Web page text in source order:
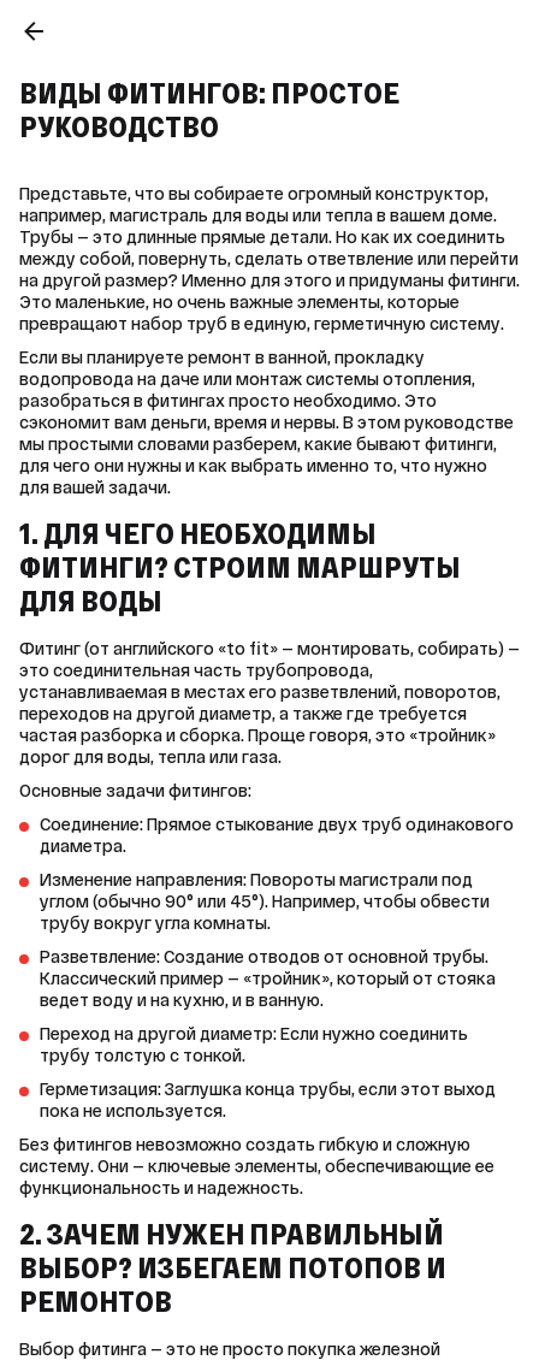
ВИДЫ ФИТИНГОВ: ПРОСТОЕ
РУКОВОДСТВО
Представьте, что вы собираете огромный конструктор,
например, магистраль для воды или тепла в вашем доме.
Трубы — это длинные прямые детали. Но как их соединить
между собой, повернуть, сделать ответвление или перейти
на другой размер? Именно для этого и придуманы фитинги.
Это маленькие, но очень важные элементы, которые
превращают набор труб в единую, герметичную систему.
Если вы планируете ремонт в ванной, прокладку
водопровода на даче или монтаж системы отопления,
разобраться в фитингах просто необходимо. Это
сэкономит вам деньги, время и нервы. В этом руководстве
мы простыми словами разберем, какие бывают фитинги,
для чего они нужны и как выбрать именно то, что нужно
для вашей задачи.
1. ДЛЯ ЧЕГО НЕОБХОДИМЫ
ФИТИНГИ? СТРОИМ МАРШРУТЫ
ДЛЯ ВОДЫ
Фитинг (от английского «to fit» — монтировать, собирать) —
это соединительная часть трубопровода,
устанавливаемая в местах его разветвлений, поворотов,
переходов на другой диаметр, а также где требуется
частая разборка и сборка. Проще говоря, это «тройник»
дорог для воды, тепла или газа.
Основные задачи фитингов:
Соединение: Прямое стыкование двух труб одинакового
диаметра.
Изменение направления: Повороты магистрали под
углом (обычно 90° или 45°). Например, чтобы обвести
трубу вокруг угла комнаты.
Разветвление: Создание отводов от основной трубы.
Классический пример — «тройник», который от стояка
ведет воду и на кухню, и в ванную.
Переход на другой диаметр: Если нужно соединить
трубу толстую с тонкой.
Герметизация: Заглушка конца трубы, если этот выход
пока не используется.
Без фитингов невозможно создать гибкую и сложную
систему. Они — ключевые элементы, обеспечивающие ее
функциональность и надежность.
2. ЗАЧЕМ НУЖЕН ПРАВИЛЬНЫЙ
ВЫБОР? ИЗБЕГАЕМ ПОТОПОВ И
РЕМОНТОВ
Выбор фитинга — это не просто покупка железной